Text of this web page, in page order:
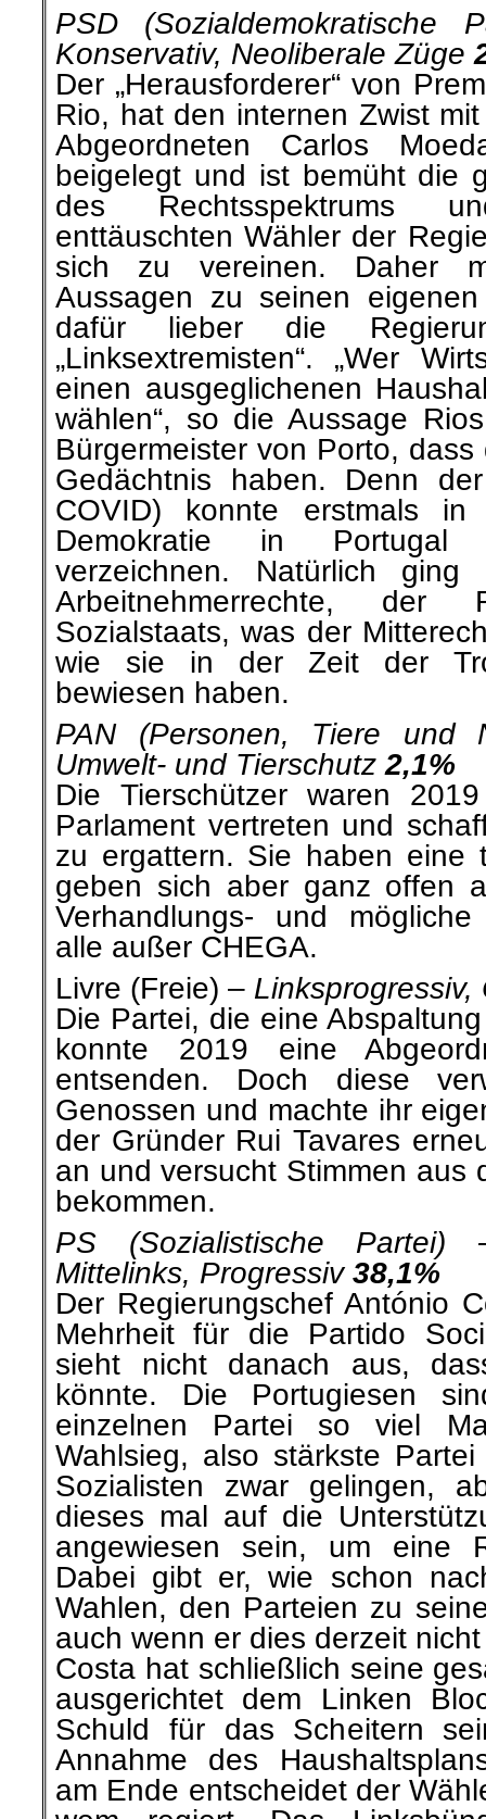
PSD (Sozialdemokratische
Konservativ, Neoliberale Züge
Der „Herausforderer“ von
Rio, hat den internen Zwist
Abgeordneten Carlos
beigelegt und ist bemüht die
des Rechtsspektrums
enttäuschten Wähler der
sich zu vereinen. Daher
Aussagen zu seinen
dafür lieber die
„Linksextremisten“. „Wer
einen ausgeglichenen
wählen“, so die Aussage
Bürgermeister von Porto,
Gedächtnis haben. Denn
COVID) konnte erstmals
Demokratie in Portugal
verzeichnen. Natürlich
Arbeitnehmerrechte,
Sozialstaats, was der
wie sie in der Zeit der
bewiesen haben.
PAN (Personen, Tiere und
Umwelt- und Tierschutz2,1%
Die Tierschützer waren
Parlament vertreten und
zu ergattern. Sie haben eine
geben sich aber ganz offen
Verhandlungs- und
alle außer CHEGA.
Livre (Freie) –
Die Partei, die eine
konnte 2019 eine
entsenden. Doch diese
Genossen und machte ihr
der Gründer Rui Tavares
an und versucht Stimmen aus
bekommen.
PS (Sozialistische Partei)
Mittelinks, Progressiv38,1%
Der Regierungschef António
Mehrheit für die Partido
sieht nicht danach aus,
könnte. Die Portugiesen
einzelnen Partei so viel
Wahlsieg, also stärkste
Sozialisten zwar gelingen,
dieses mal auf die
angewiesen sein, um eine
Dabei gibt er, wie schon
Wahlen, den Parteien zu
auch wenn er dies derzeit
Costa hat schließlich seine
ausgerichtet dem Linken
Schuld für das Scheitern
Annahme des
am Ende entscheidet der